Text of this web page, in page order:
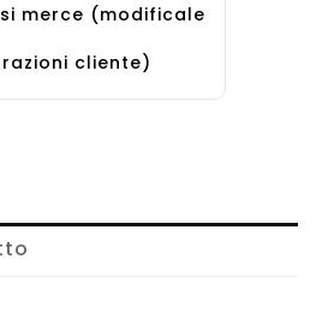
merce (modificale
cliente)